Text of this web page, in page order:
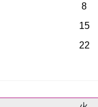
8
15
22